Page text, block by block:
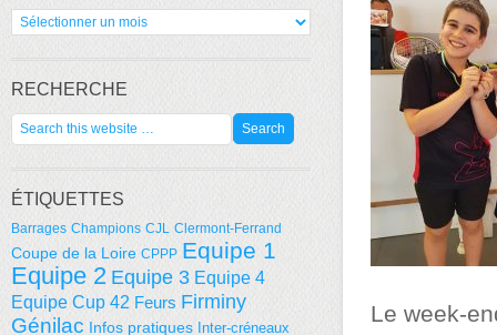
Le week-
Archives
RECHERCHE
ÉTIQUETTES
Barrages Champions CJL Clermont-Ferrand
Coupe de la Loire CPPP Equipe 1
Equipe 2 Equipe 3 Equipe 4
Equipe Cup 42 Feurs Firminy
Génilac Infos pratiques Inter-créneaux